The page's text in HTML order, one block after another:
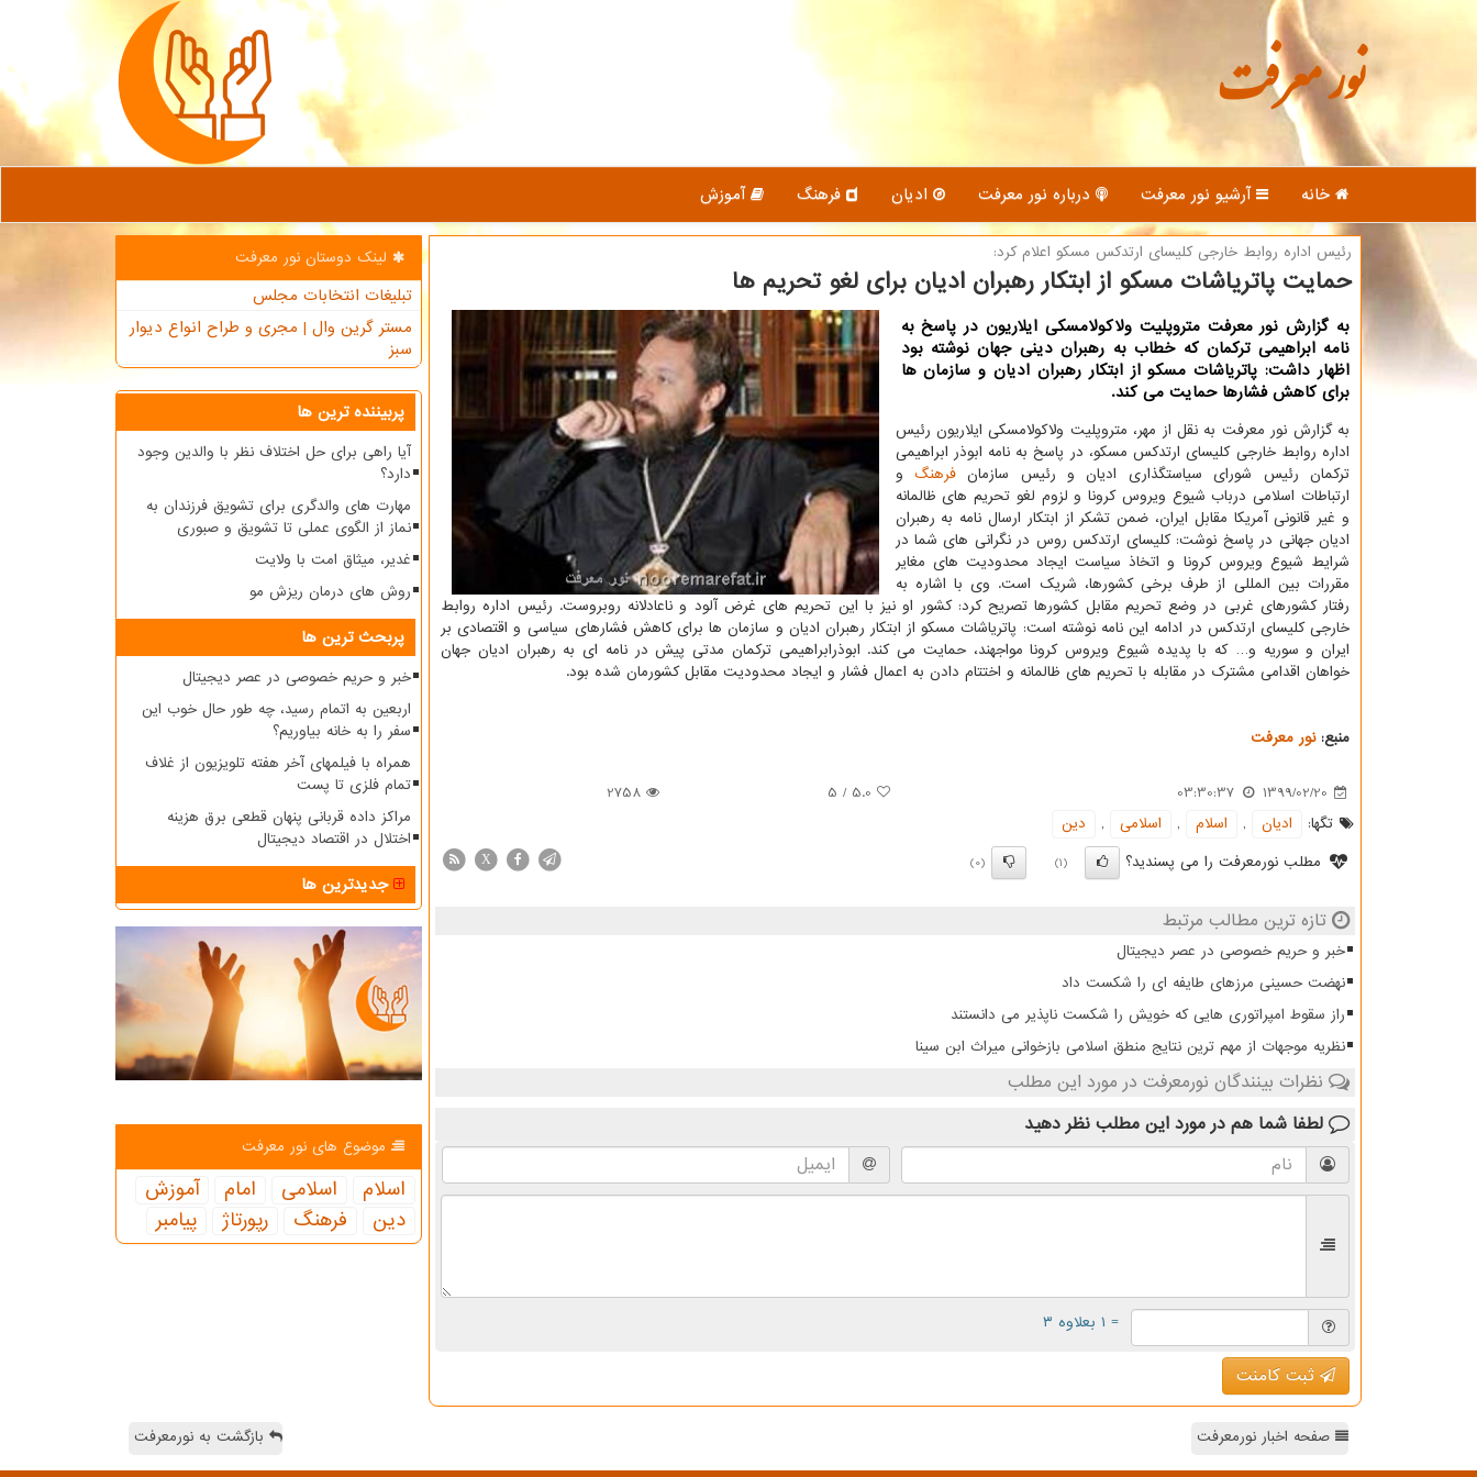
نور معرفت
خانه آرشیو نور معرفت درباره نور معرفت ادیان فرهنگ آموزش
رئیس اداره روابط خارجی كلیسای ارتدكس مسكو اعلام كرد:
حمایت پاتریاشات مسكو از ابتكار رهبران ادیان برای لغو تحریم ها
به گزارش نور معرفت متروپلیت ولاكولامسكی ایلاریون در پاسخ به
نامه ابراهیمی تركمان كه خطاب به رهبران دینی جهان نوشته بود
اظهار داشت: پاتریاشات مسكو از ابتكار رهبران ادیان و سازمان ها
برای كاهش فشارها حمایت می كند.
به گزارش نور معرفت به نقل از مهر، متروپلیت ولاکولامسکی ایلاریون رئیس
اداره روابط خارجی کلیسای ارتدکس مسکو، در پاسخ به نامه ابوذر ابراهیمی
ترکمان رئیس شورای سیاستگذاری ادیان و رئیس سازمانفرهنگ و
ارتباطات اسلامی درباب شیوع ویروس کرونا و لزوم لغو تحریم های ظالمانه
و غیر قانونی آمریکا مقابل ایران، ضمن تشکر از ابتکار ارسال نامه به رهبران
ادیان جهانی در پاسخ نوشت: کلیسای ارتدکس روس در نگرانی های شما در
شرایط شیوع ویروس کرونا و اتخاذ سیاست ایجاد محدودیت های مغایر
مقررات بین المللی از طرف برخی کشورها، شریک است. وی با اشاره به
رفتار کشورهای غربی در وضع تحریم مقابل کشورها تصریح کرد: کشور او نیز با این تحریم های غرض آلود و ناعادلانه روبروست. رئیس اداره روابط
خارجی کلیسای ارتدکس در ادامه این نامه نوشته است: پاتریاشات مسکو از ابتکار رهبران ادیان و سازمان ها برای کاهش فشارهای سیاسی و اقتصادی بر
ایران و سوریه و… که با پدیده شیوع ویروس کرونا مواجهند، حمایت می کند. ابوذرابراهیمی ترکمان مدتی پیش در نامه ای به رهبران ادیان جهان
خواهان اقدامی مشترک در مقابله با تحریم های ظالمانه و اختتام دادن به اعمال فشار و ایجاد محدودیت مقابل کشورمان شده بود.
منبع:نور معرفت
1399/02/20
03:30:37
5.0
/
5
2758
تگها:
ادیان , اسلام , اسلامی ,
دین
مطلب نورمعرفت را می پسندید؟
(1)
(0)
X
تازه ترین مطالب مرتبط
خبر و حریم خصوصی در عصر دیجیتال
نهضت حسینی مرزهای طایفه ای را شکست داد
راز سقوط امپراتوری هایی که خویش را شکست ناپذیر می دانستند
نظریه موجهات از مهم ترین نتایج منطق اسلامی بازخوانی میراث ابن سینا
نظرات بینندگان نورمعرفت در مورد این مطلب
لطفا شما هم در مورد این مطلب نظر دهید
= ۱ بعلاوه ۳
ثبت کامنت
لینک دوستان نور معرفت
تبلیغات انتخابات مجلس
مستر گرین وال | مجری و طراح انواع دیوار
سبز
پربیننده ترین ها
آیا راهی برای حل اختلاف نظر با والدین وجود
دارد؟
مهارت های والدگری برای تشویق فرزندان به
نماز از الگوی عملی تا تشویق و صبوری
غدیر، میثاق امت با ولایت
روش های درمان ریزش مو
پربحث ترین ها
خبر و حریم خصوصی در عصر دیجیتال
اربعین به اتمام رسید، چه طور حال خوب این
سفر را به خانه بیاوریم؟
همراه با فیلمهای آخر هفته تلویزیون از غلاف
تمام فلزی تا پست
مراکز داده قربانی پنهان قطعی برق هزینه
اختلال در اقتصاد دیجیتال
جدیدترین ها
موضوع های نور معرفت
اسلام اسلامی امام
آموزش
دین
فرهنگ رپورتاژ پیامبر
صفحه اخبار نورمعرفت بازگشت به نورمعرفت